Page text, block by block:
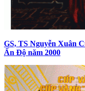
GS, TS Nguyễn Xuân
Ấn Độ năm 2000